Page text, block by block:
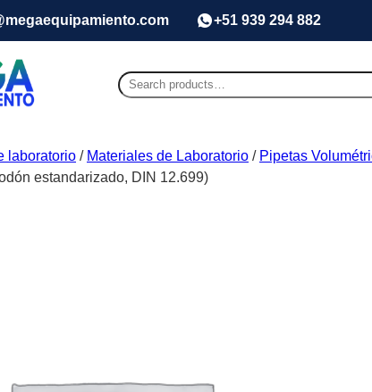
+51 939 294 882
Search
for:
laboratorio / Materiales de Laboratorio / Pipetas
estandarizado, DIN 12.699)